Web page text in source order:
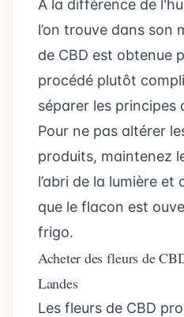
A la différence de
l’on trouve dans son
de CBD est obtenue
procédé plutôt
séparer les principes
Pour ne pas altérer
produits, maintenez
l’abri de la lumière et
que le flacon est
frigo.
Acheter des fleurs de
Landes
Les fleurs de CBD